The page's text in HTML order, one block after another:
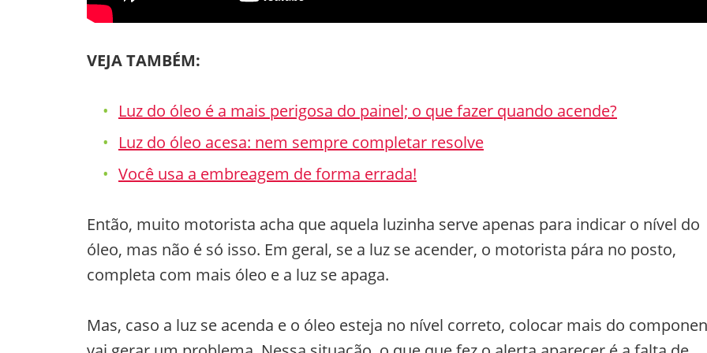
VEJA TAMBÉM:
Luz do óleo é a mais perigosa do painel; o que fazer quando acende?
Luz do óleo acesa: nem sempre completar resolve
Você usa a embreagem de forma errada!
Então, muito motorista acha que aquela luzinha serve apenas para indicar o nível do
óleo, mas não é só isso. Em geral, se a luz se acender, o motorista pára no posto,
completa com mais óleo e a luz se apaga.
Mas, caso a luz se acenda e o óleo esteja no nível correto, colocar mais do